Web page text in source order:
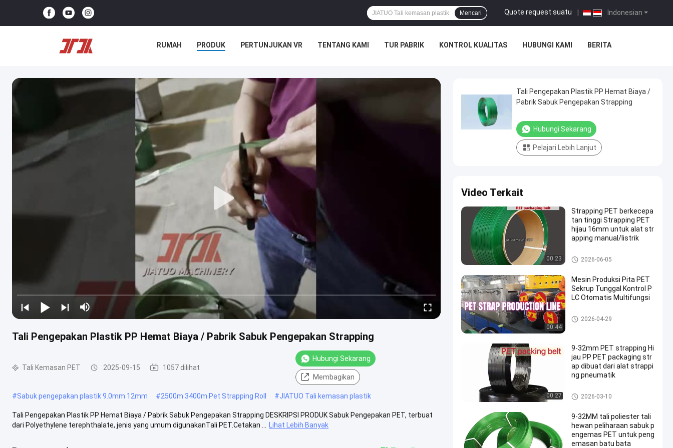
Indonesian
Quote request suatu
Mencari
RUMAH PRODUK PERTUNJUKAN VR TENTANG KAMI TUR PABRIK KONTROL KUALITAS HUBUNGI KAMI BERITA
Tali Pengepakan Plastik PP Hemat Biaya / Pabrik Sabuk Pengepakan Strapping
Tali Kemasan PET 2025-09-15 1057 dilihat
Hubungi Sekarang
Membagikan
#Sabuk pengepakan plastik 9.0mm 12mm #2500m 3400m Pet Strapping Roll #JIATUO Tali kemasan plastik
Tali Pengepakan Plastik PP Hemat Biaya / Pabrik Sabuk Pengepakan Strapping DESKRIPSI PRODUK Sabuk Pengepakan PET, terbuat
dari Polyethylene terephthalate, jenis yang umum digunakanTali PET.Cetakan ...
Lihat Lebih Banyak
Tali Pengepakan Plastik PP Hemat Biaya /
Pabrik Sabuk Pengepakan Strapping
Hubungi Sekarang
Pelajari Lebih Lanjut
Video Terkait
00:23
Strapping PET berkecepa
tan tinggi Strapping PET
hijau 16mm untuk alat str
apping manual/listrik
Tali Kemasan PET
2026-06-05
00:44
Mesin Produksi Pita PET
Sekrup Tunggal Kontrol P
LC Otomatis Multifungsi
Garis ekstrusi tali hewan pelih
araan
2026-04-29
00:27
9-32mm PET strapping Hi
jau PP PET packaging str
ap dibuat dari alat strappi
ng pneumatik
Tali Kemasan PET
2026-03-10
9-32MM tali poliester tali
hewan peliharaan sabuk p
engemas PET untuk peng
emasan batu bata